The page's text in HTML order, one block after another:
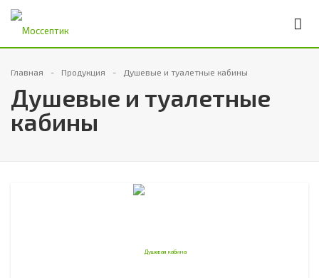
Главная Продукция Душевые и туалетные кабины
Душевые и туалетные
кабины